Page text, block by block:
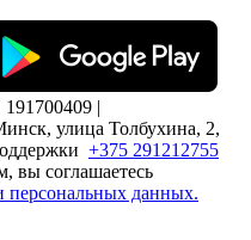
|
улица Толбухина, 2,
+375 291212755
вы соглашаетесь
персональных данных.